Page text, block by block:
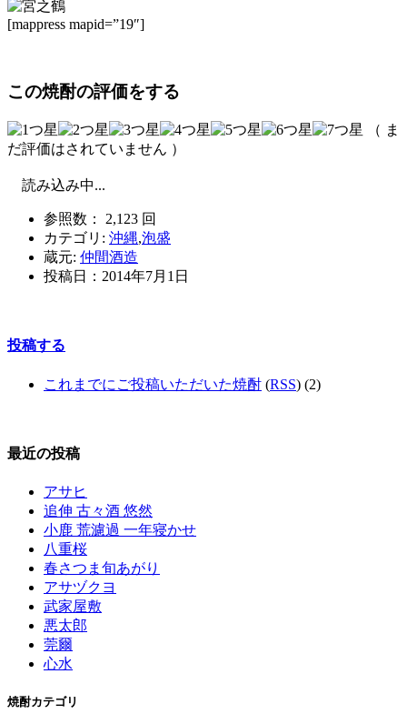
[mappress mapid=”19″]
この焼酎の評価をする
（ ま
だ評価はされていません ）
読み込み中...
参照数： 2,123 回
カテゴリ: 沖縄,泡盛
蔵元: 仲間酒造
投稿日： 2014年7月1日
投稿する
これまでにご投稿いただいた焼酎 (RSS) (2)
最近の投稿
アサヒ
追伸 古々酒 悠然
小鹿 荒濾過 一年寝かせ
八重桜
春さつま旬あがり
アサヅクヨ
武家屋敷
悪太郎
莞爾
心水
焼酎カテゴリ